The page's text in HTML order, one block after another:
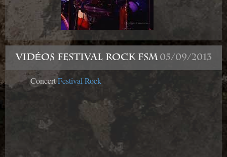
VIDÉOS FESTIVAL ROCK FSM 05/09/2013
ConcertFestival Rock